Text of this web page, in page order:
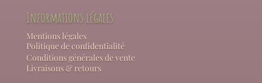
Informations légales
Mentions légales
Politique de confidentialité
Conditions générales de vente
Livraisons & retours